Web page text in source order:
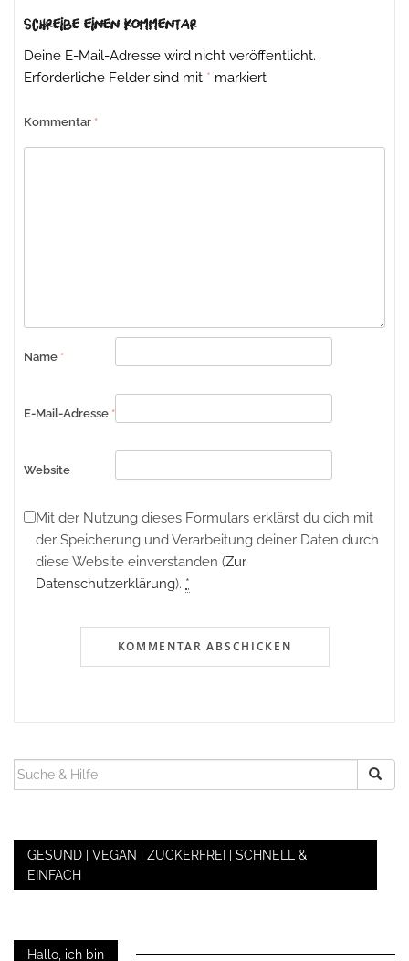
Schreibe einen Kommentar
Deine E-Mail-Adresse wird nicht veröffentlicht.
Erforderliche Felder sind mit * markiert
Kommentar *
Name *
E-Mail-Adresse *
Website
Mit der Nutzung dieses Formulars erklärst du dich mit
der Speicherung und Verarbeitung deiner Daten durch
diese Website einverstanden (Zur
Datenschutzerklärung). *
SUCHEN
NACH:
GESUND | VEGAN | ZUCKERFREI | SCHNELL &
EINFACH
Hallo, ich bin